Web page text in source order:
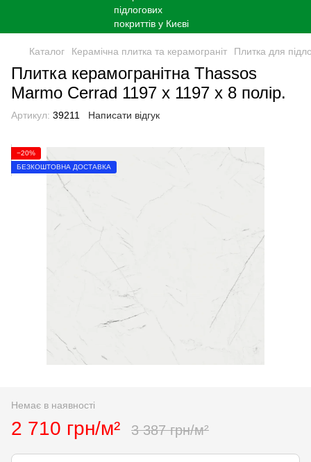
Каталог Керамічна плитка та керамограніт Плитка для
Плитка керамогранітна Thassos
Marmo Cerrad 1197 x 1197 x 8 полір.
Артикул: 39211 Написати відгук
−20%
БЕЗКОШТОВНА ДОСТАВКА
Немає в наявності
2 710 грн/м² 3 387 грн/м²